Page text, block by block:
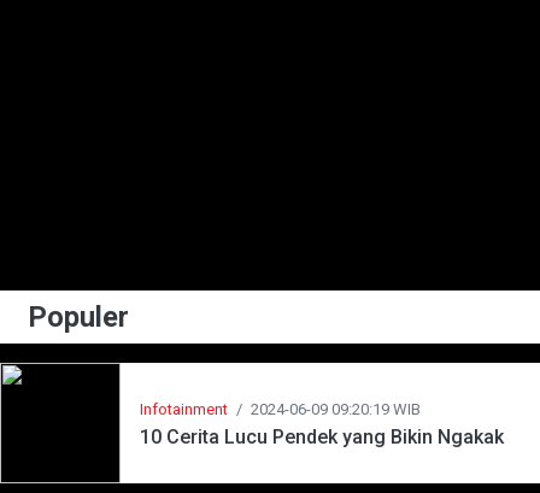
Populer
Infotainment / 2024-06-09 09:20:19 WIB
10 Cerita Lucu Pendek yang Bikin Ngakak